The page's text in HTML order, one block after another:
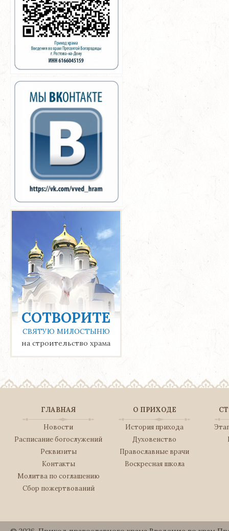
СОТВОРИТЕ
СВЯТУЮ МИЛОСТЫНЮ
на строительство храма
ГЛАВНАЯ
Новости
Расписание богослужений
Реквизиты
Контакты
Молитва по соглашению
Сбор пожертвований
О ПРИХОДЕ
История прихода
Духовенство
Православные врачи
Воскресная школа